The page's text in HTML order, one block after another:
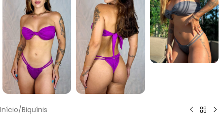
Início/Biquínis